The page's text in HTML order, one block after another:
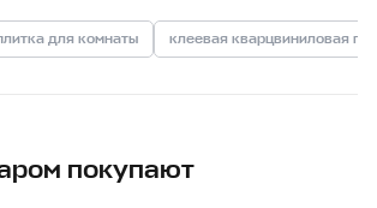
для комнаты клеевая кварцвиниловая
покупают